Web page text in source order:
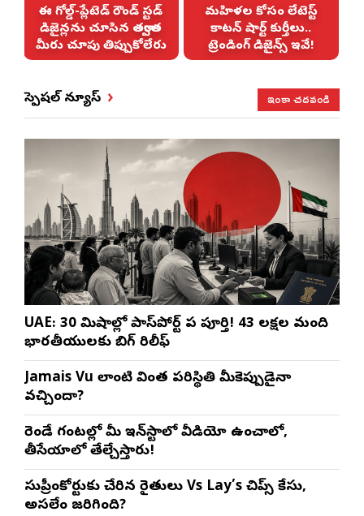
ఈ గోల్డ్-ప్లేటెడ్ రౌండ్ స్టడ్
డిజైన్లను చూసిన తర్వాత
మీరు చూపు తిప్పుకోలేరు
మహిళల కోసం లేటెస్ట్
కాటన్ షార్ట్ కుర్తీలు..
ట్రెండింగ్ డిజైన్స్ ఇవే!
స్పెషల్ న్యూస్ ఇంకా చదవండి
UAE: 30 నిమిషాల్లో పాస్‌పోర్ట్ పని పూర్తి! 43 లక్షల మంది
భారతీయులకు బిగ్ రిలీఫ్
Jamais Vu లాంటి వింత పరిస్థితి మీకెప్పుడైనా
వచ్చిందా?
రెండే గంటల్లో మీ ఇన్‌స్టాలో వీడియో ఉంచాలో,
తీసేయాలో తేల్చేస్తారు!
సుప్రీంకోర్టుకు చేరిన రైతులు Vs Lay’s చిప్స్‌ కేసు,
అసలేం జరిగింది?